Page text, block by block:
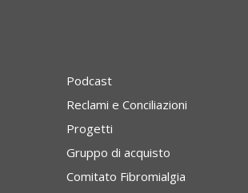
Podcast
Reclami e Conciliazioni
Progetti
Gruppo di acquisto
Comitato Fibromialgia